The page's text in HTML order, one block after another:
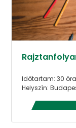
Időtartam: 30 óra
Helyszín: